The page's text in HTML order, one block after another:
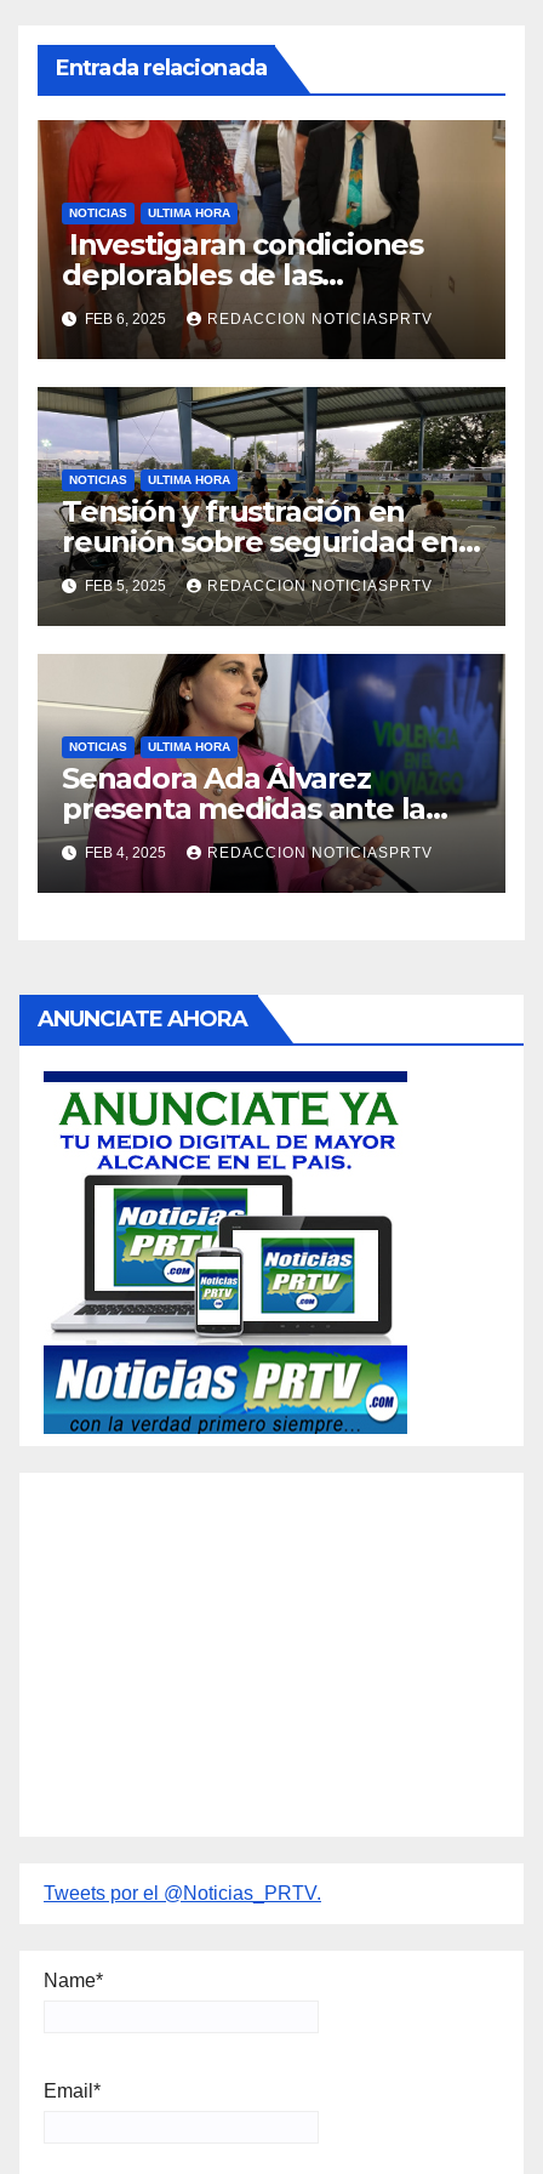
Entrada relacionada
NOTICIAS ULTIMA HORA
Investigaran condiciones
deplorables de las
facilidades el Departamento
de la Salud en Mayagüez
FEB 6, 2025 REDACCION NOTICIASPRTV
NOTICIAS ULTIMA HORA
Tensión y frustración en
reunión sobre seguridad en
Reparto Metropolitano
FEB 5, 2025 REDACCION NOTICIASPRTV
NOTICIAS ULTIMA HORA
Senadora Ada Álvarez
presenta medidas ante la
violencia en el noviazgo
FEB 4, 2025 REDACCION NOTICIASPRTV
ANUNCIATE AHORA
Tweets por el @Noticias_PRTV.
Name*
Email*